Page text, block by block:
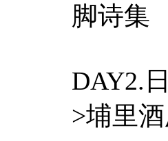
脚诗集
DAY2.
>埔里